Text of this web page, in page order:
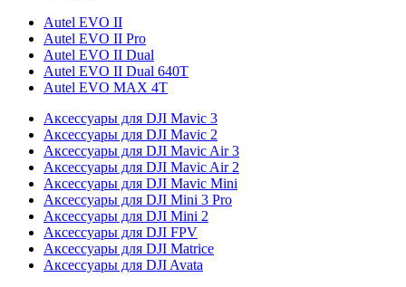
Autel EVO II
Autel EVO II Pro
Autel EVO II Dual
Autel EVO II Dual 640T
Autel EVO MAX 4T
Аксессуары для DJI Mavic 3
Аксессуары для DJI Mavic 2
Аксессуары для DJI Mavic Air 3
Аксессуары для DJI Mavic Air 2
Аксессуары для DJI Mavic Mini
Аксессуары для DJI Mini 3 Pro
Аксессуары для DJI Mini 2
Аксессуары для DJI FPV
Аксессуары для DJI Matrice
Аксессуары для DJI Avata